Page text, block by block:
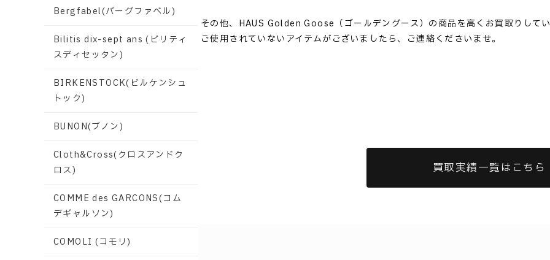
その他、HAUS Golden Goose（ゴールデングース）の商品を高くお買取りして
ご使用されていないアイテムがございましたら、ご連絡くださいませ。
買取実績一覧はこちら
Bergfabel(バーグファベル)
Bilitis dix-sept ans (ビリティ
スディセッタン)
BIRKENSTOCK(ビルケンシュ
トック)
BUNON(ブノン)
Cloth&Cross(クロスアンドク
ロス)
COMME des GARCONS(コム
デギャルソン)
COMOLI (コモリ)